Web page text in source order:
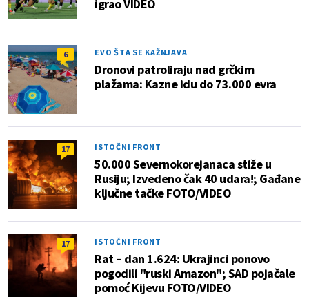
igrao VIDEO
6 EVO ŠTA SE KAŽNJAVA
Dronovi patroliraju nad grčkim
plažama: Kazne idu do 73.000 evra
17 ISTOČNI FRONT
50.000 Severnokorejanaca stiže u
Rusiju; Izvedeno čak 40 udara!; Gađane
ključne tačke FOTO/VIDEO
17 ISTOČNI FRONT
Rat – dan 1.624: Ukrajinci ponovo
pogodili "ruski Amazon"; SAD pojačale
pomoć Kijevu FOTO/VIDEO